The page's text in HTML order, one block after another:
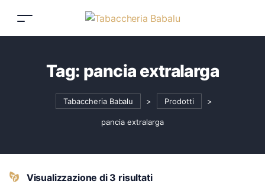
Tag: pancia extralarga
Tabaccheria Babalu > Prodotti >
pancia extralarga
Visualizzazione di 3 risultati